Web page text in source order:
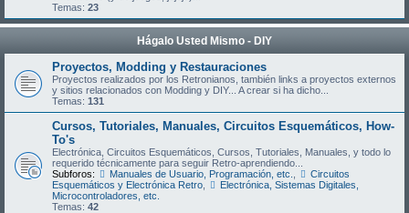
Temas: 23
Hágalo Usted Mismo - DIY
Proyectos, Modding y Restauraciones
Proyectos realizados por los Retronianos, también links a proyectos externos
y sitios relacionados con Modding y DIY... A crear si ha dicho...
Temas: 131
Cursos, Tutoriales, Manuales, Circuitos Esquemáticos, How-
To's
Electrónica, Circuitos Esquemáticos, Cursos, Tutoriales, Manuales, y todo lo
requerido técnicamente para seguir Retro-aprendiendo...
Subforos:
Manuales de Usuario, Programación, etc.
Circuitos
Esquemáticos y Electrónica Retro
Electrónica, Sistemas Digitales,
Microcontroladores, etc.
Temas: 42